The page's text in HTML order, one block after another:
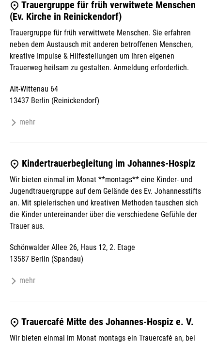
Trauergruppe für früh verwitwete Menschen
(Ev. Kirche in Reinickendorf)
Trauergruppe für früh verwittwete Menschen. Sie erfahren
neben dem Austausch mit anderen betroffenen Menschen,
kreative Impulse & Hilfestellungen um Ihren eigenen
Trauerweg heilsam zu gestalten. Anmeldung erforderlich.
Alt-Wittenau 64
13437 Berlin (Reinickendorf)
mehr
Kindertrauerbegleitung im Johannes-Hospiz
Wir bieten einmal im Monat **montags** eine Kinder- und
Jugendtrauergruppe auf dem Gelände des Ev. Johannesstifts
an. Mit spielerischen und kreativen Methoden tauschen sich
die Kinder untereinander über die verschiedene Gefühle der
Trauer aus.
Schönwalder Allee 26, Haus 12, 2. Etage
13587 Berlin (Spandau)
mehr
Trauercafé Mitte des Johannes-Hospiz e. V.
Wir bieten einmal im Monat montags ein Trauercafé an, bei